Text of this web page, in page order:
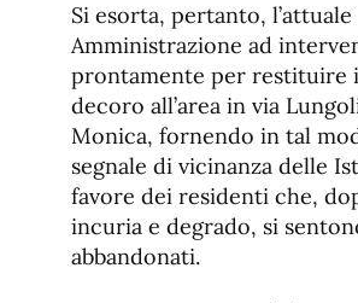
Si esorta, pertanto, l’attuale
Amministrazione ad
prontamente per restituire
decoro all’area in via
Monica, fornendo in tal
segnale di vicinanza delle
favore dei residenti che,
incuria e degrado, si
abbandonati.